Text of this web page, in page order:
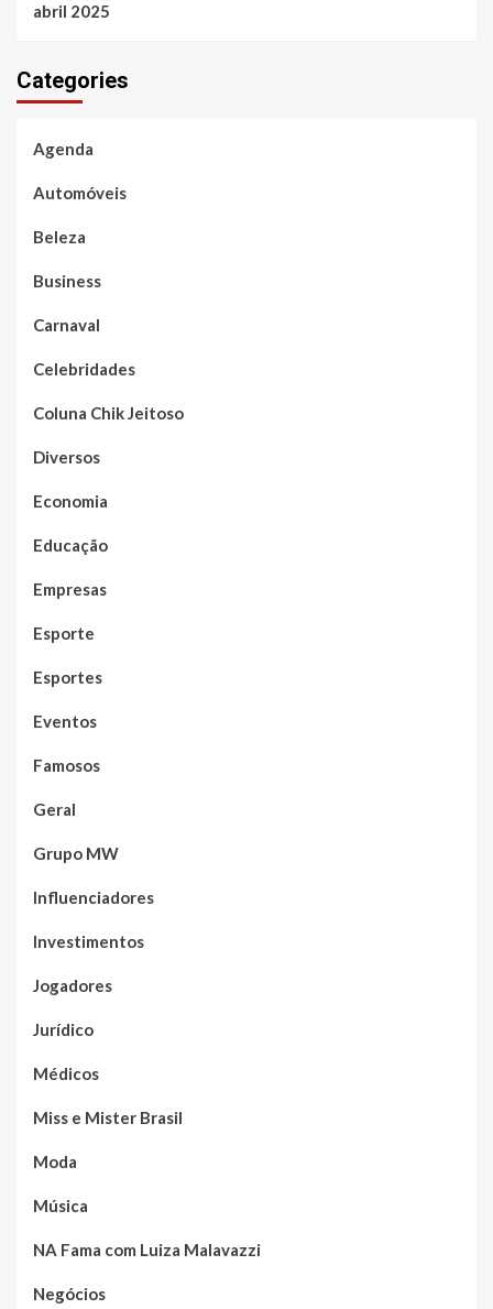
abril 2025
Categories
Agenda
Automóveis
Beleza
Business
Carnaval
Celebridades
Coluna Chik Jeitoso
Diversos
Economia
Educação
Empresas
Esporte
Esportes
Eventos
Famosos
Geral
Grupo MW
Influenciadores
Investimentos
Jogadores
Jurídico
Médicos
Miss e Mister Brasil
Moda
Música
NA Fama com Luiza Malavazzi
Negócios